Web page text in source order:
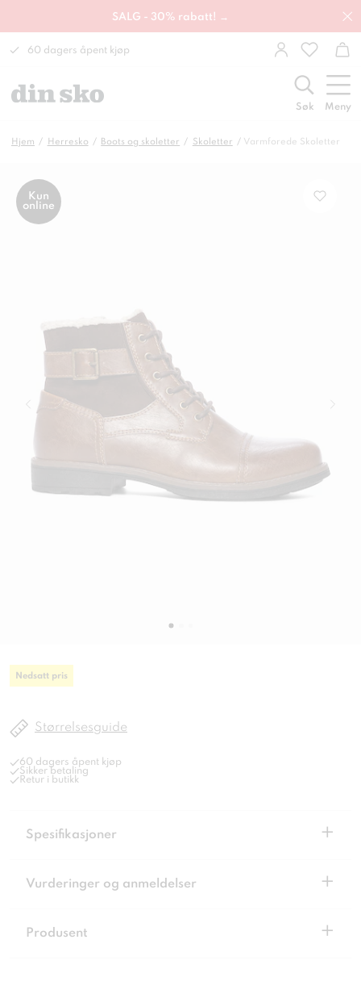
SALG - 30% rabatt! →
60 dagers åpent kjøp
Søk Meny
Hjem Herresko Boots og skoletter Skoletter Varmforede Skoletter
Kun
online
Nedsatt pris
Størrelsesguide
60 dagers åpent kjøp
Sikker betaling
Retur i butikk
Spesifikasjoner +
Vurderinger og anmeldelser +
Produsent +